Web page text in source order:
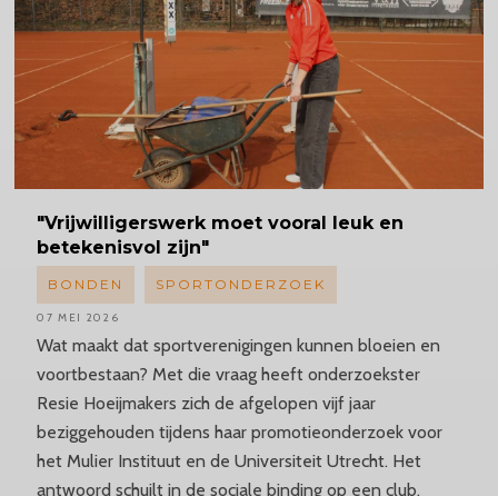
"Vrijwilligerswerk moet vooral leuk en
betekenisvol zijn"
Wat maakt dat sportverenigingen kunnen bloeien en
voortbestaan? Met die vraag heeft onderzoekster
Resie Hoeijmakers zich de afgelopen vijf jaar
beziggehouden tijdens haar promotieonderzoek voor
het Mulier Instituut en de Universiteit Utrecht. Het
antwoord schuilt in de sociale binding op een club,
BONDEN SPORTONDERZOEK
07 MEI 2026